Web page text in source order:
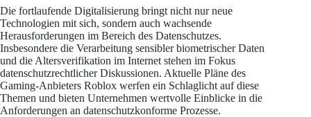
Die fortlaufende Digitalisierung bringt nicht nur neue
Technologien mit sich, sondern auch wachsende
Herausforderungen im Bereich des Datenschutzes.
Insbesondere die Verarbeitung sensibler biometrischer Daten
und die Altersverifikation im Internet stehen im Fokus
datenschutzrechtlicher Diskussionen. Aktuelle Pläne des
Gaming-Anbieters Roblox werfen ein Schlaglicht auf diese
Themen und bieten Unternehmen wertvolle Einblicke in die
Anforderungen an datenschutzkonforme Prozesse.